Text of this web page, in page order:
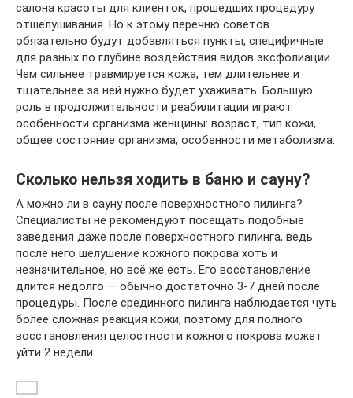
салона красоты для клиенток, прошедших процедуру
отшелушивания. Но к этому перечню советов
обязательно будут добавляться пункты, специфичные
для разных по глубине воздействия видов эксфолиации.
Чем сильнее травмируется кожа, тем длительнее и
тщательнее за ней нужно будет ухаживать. Большую
роль в продолжительности реабилитации играют
особенности организма женщины: возраст, тип кожи,
общее состояние организма, особенности метаболизма.
Сколько нельзя ходить в баню и сауну?
А можно ли в сауну после поверхностного пилинга?
Специалисты не рекомендуют посещать подобные
заведения даже после поверхностного пилинга, ведь
после него шелушение кожного покрова хоть и
незначительное, но всё же есть. Его восстановление
длится недолго — обычно достаточно 3-7 дней после
процедуры. После срединного пилинга наблюдается чуть
более сложная реакция кожи, поэтому для полного
восстановления целостности кожного покрова может
уйти 2 недели.